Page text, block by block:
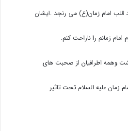
قلب امام زمان(ع) می رنجد .ایشان
زمانم را ناراحت کنم.
وهمه اطرافیان از صحبت های
زمان علیه السلام تحت تاثیر